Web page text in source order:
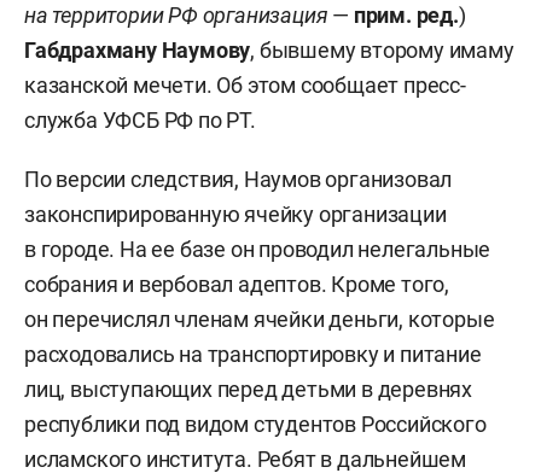
на территории РФ организация — прим. ред.)
Габдрахману Наумову, бывшему второму имаму
казанской мечети. Об этом сообщает пресс-
служба УФСБ РФ по РТ.
По версии следствия, Наумов организовал
законспирированную ячейку организации
в городе. На ее базе он проводил нелегальные
собрания и вербовал адептов. Кроме того,
он перечислял членам ячейки деньги, которые
расходовались на транспортировку и питание
лиц, выступающих перед детьми в деревнях
республики под видом студентов Российского
исламского института. Ребят в дальнейшем